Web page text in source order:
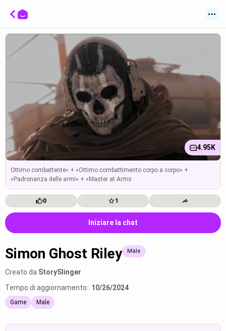
4.95K
Ottimo combattente» + «Ottimo combattimento corpo a corpo» +
«Padronanza delle armi» + «Master at Arms
0 1
Iniziare la chat
Simon Ghost Riley Male
Creato da StorySlinger
Tempo di aggiornamento:: 10/26/2024
Game Male